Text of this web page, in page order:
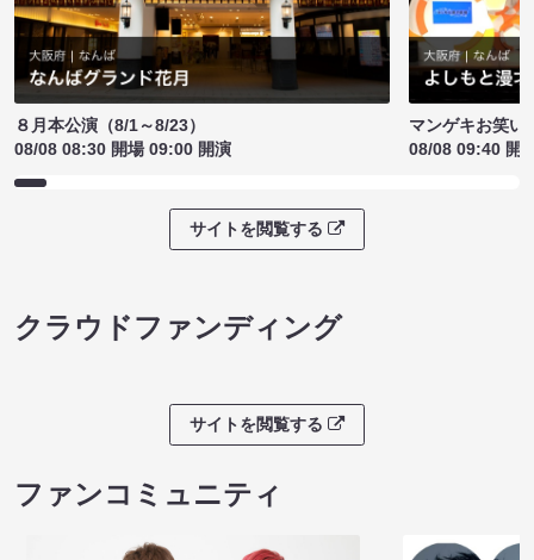
８月本公演（8/1～8/23）
08/08 08:30 開場 09:00 開演
マンゲキお笑い
08/08 09:40 開
サイトを閲覧する
クラウドファンディング
サイトを閲覧する
ファンコミュニティ